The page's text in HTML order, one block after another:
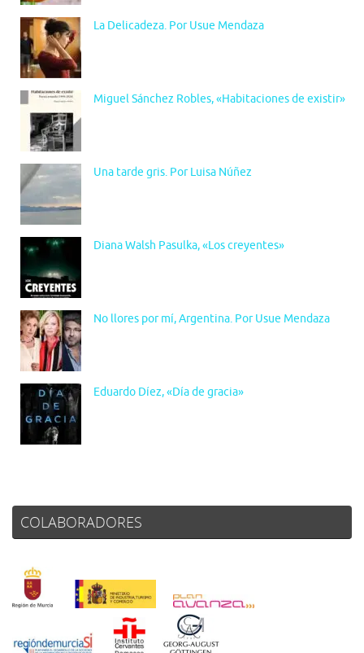
La Delicadeza. Por Usue Mendaza
Miguel Sánchez Robles, «Habitaciones de existir»
Una tarde gris. Por Luisa Núñez
Diana Walsh Pasulka, «Los creyentes»
No llores por mí, Argentina. Por Usue Mendaza
Eduardo Díez, «Día de gracia»
COLABORADORES